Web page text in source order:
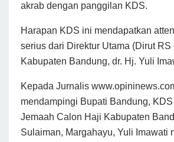
akrab dengan panggilan KDS.
Harapan KDS ini mendapatkan
serius dari Direktur Utama (Dirut RS
Kabupaten Bandung, dr. Hj. Yuli
Kepada Jurnalis
mendampingi Bupati Bandung,
Jemaah Calon Haji Kabupaten
Sulaiman, Margahayu, Yuli Imawati